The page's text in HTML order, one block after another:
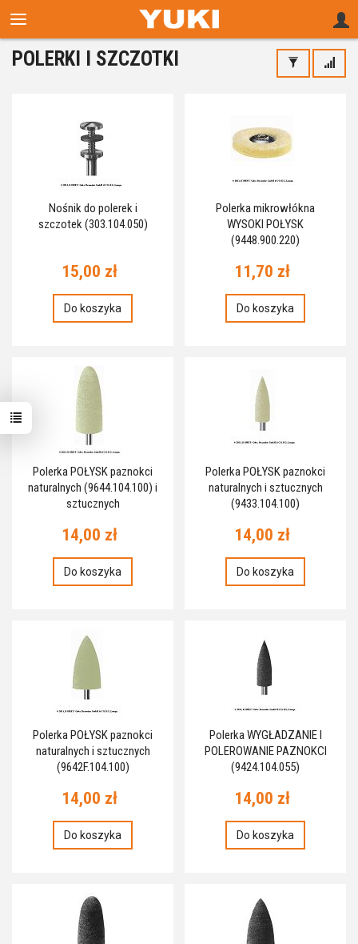
POLERKI I SZCZOTKI
Nośnik do polerek i
szczotek (303.104.050)
15,00 zł
Do koszyka
Polerka mikrowłókna
WYSOKI POŁYSK
(9448.900.220)
11,70 zł
Do koszyka
Polerka POŁYSK paznokci
naturalnych (9644.104.100) i
sztucznych
14,00 zł
Do koszyka
Polerka POŁYSK paznokci
naturalnych i sztucznych
(9433.104.100)
14,00 zł
Do koszyka
Polerka POŁYSK paznokci
naturalnych i sztucznych
(9642F.104.100)
14,00 zł
Do koszyka
Polerka WYGŁADZANIE I
POLEROWANIE PAZNOKCI
(9424.104.055)
14,00 zł
Do koszyka